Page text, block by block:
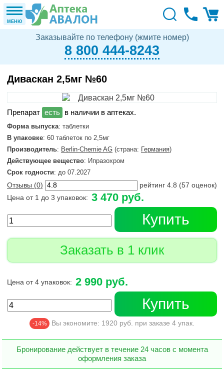
МЕНЮ
Заказывайте по телефону (жмите номер)
8 800 444-8243
Диваскан 2,5мг №60
в наличии в аптеках.
Форма выпуска: таблетки
В упаковке: 60 таблеток по 2,5мг
Производитель: Berlin-Chemie AG (страна: Германия)
Действующее вещество: Ипразохром
Срок годности: до 07.2027
Отзывы (0) рейтинг 4.8 (57 оценок)
Цена от 1 до 3 упаковок: 3 470 руб.
Купить
Заказать в 1 клик
Цена от 4 упаковок: 2 990 руб.
Купить
-14% Вы экономите: 1920 руб. при заказе 4 упак.
Бронирование действует в течение 24 часов с момента
оформления заказа